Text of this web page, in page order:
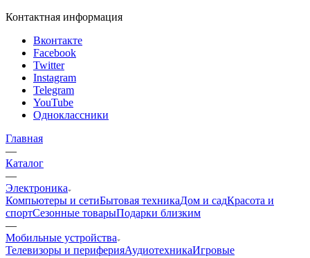
Контактная информация
Вконтакте
Facebook
Twitter
Instagram
Telegram
YouTube
Одноклассники
Главная
—
Каталог
—
Электроника
Компьютеры и сетиБытовая техникаДом и садКрасота и
спортСезонные товарыПодарки близким
—
Мобильные устройства
Телевизоры и периферияАудиотехникаИгровые